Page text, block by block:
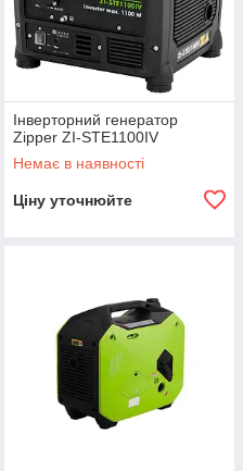
Інверторний генератор
Zipper ZI-STE1100IV
Немає в наявності
Ціну уточнюйте